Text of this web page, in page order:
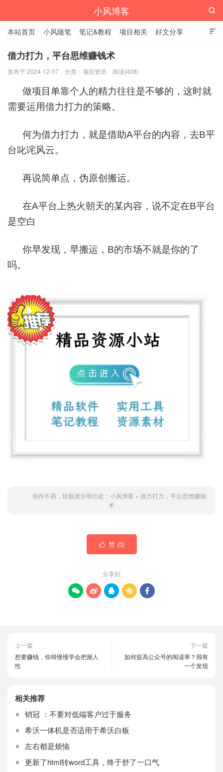
小风博客

本站首页 小风随笔 笔记&教程 项目相关 好文分享
栏目汇总

借力打力，平台思维赚钱术
发布于 2024-12-07 分类： 项目资讯 阅读(408)
做项目单靠个人的精力往往是不够的，这时就
需要运用借力打力的策略。
何为借力打力，就是借助A平台的内容，去B平
台叱诧风云。
再说简单点，伪原创搬运。
在A平台上热火朝天的某内容，说不定在B平台
是空白
你早发现，早搬运，B的市场不就是你的了
吗。
创作不易，转载请注明出处： 小风博客 » 借力打力，平台思维赚钱
术
 赞 (0)
分享到
    
上一篇
想要赚钱，你得慢慢学会把握人
性
下一篇
如何提高公众号的阅读率？我有
一个发现
相关推荐
销冠 ：不要对低端客户过于服务
希沃一体机是否适用于希沃白板
左右都是烦恼
更新了html转word工具，终于舒了一口气